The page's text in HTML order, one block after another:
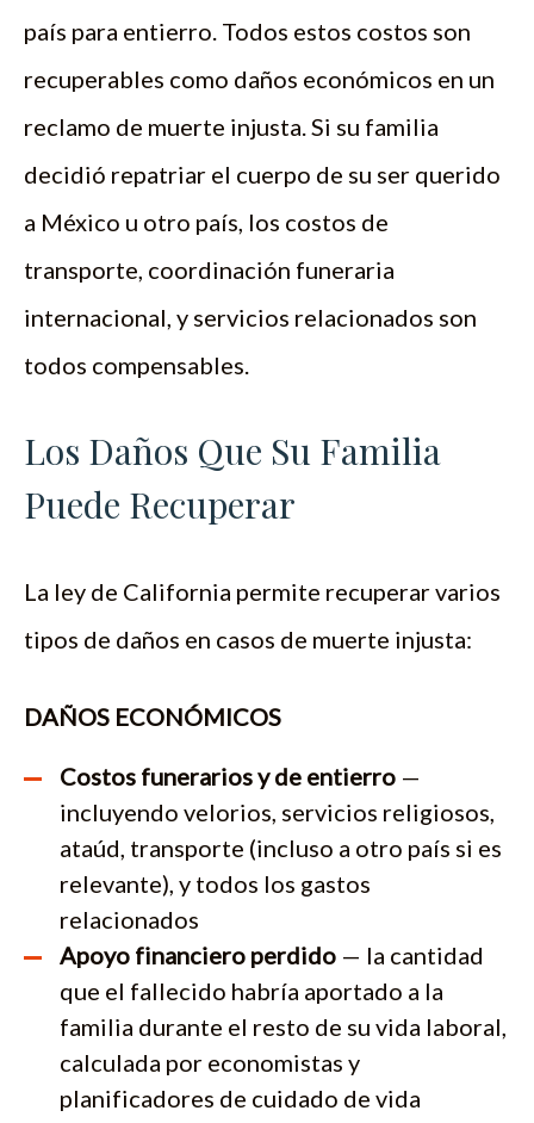
país para entierro. Todos estos costos son
recuperables como daños económicos en un
reclamo de muerte injusta. Si su familia
decidió repatriar el cuerpo de su ser querido
a México u otro país, los costos de
transporte, coordinación funeraria
internacional, y servicios relacionados son
todos compensables.
Los Daños Que Su Familia
Puede Recuperar
La ley de California permite recuperar varios
tipos de daños en casos de muerte injusta:
DAÑOS ECONÓMICOS
Costos funerarios y de entierro —
incluyendo velorios, servicios religiosos,
ataúd, transporte (incluso a otro país si es
relevante), y todos los gastos
relacionados
Apoyo financiero perdido — la cantidad
que el fallecido habría aportado a la
familia durante el resto de su vida laboral,
calculada por economistas y
planificadores de cuidado de vida